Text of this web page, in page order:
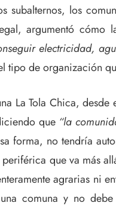
subalternos, los
argumentó cómo
electricidad,
tipo de organización
La Tola Chica,
que “la
forma, no tendría
que va más
agrarias ni
comuna y no